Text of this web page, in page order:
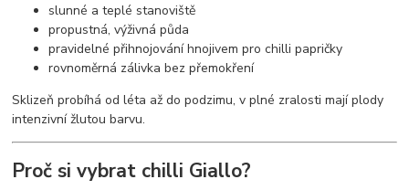
slunné a teplé stanoviště
propustná, výživná půda
pravidelné přihnojování hnojivem pro chilli papričky
rovnoměrná zálivka bez přemokření
Sklizeň probíhá od léta až do podzimu, v plné zralosti mají plody
intenzivní žlutou barvu.
Proč si vybrat chilli Giallo?